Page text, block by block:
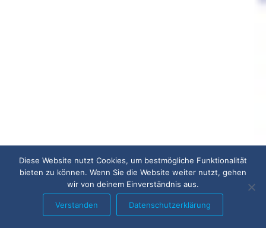
Diese Website nutzt Cookies, um bestmögliche Funktionalität
bieten zu können. Wenn Sie die Website weiter nutzt, gehen
wir von deinem Einverständnis aus.
Verstanden Datenschutzerklärung